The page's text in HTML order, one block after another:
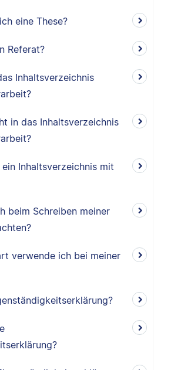
eine These?
Referat?
Inhaltsverzeichnis
in das Inhaltsverzeichnis
Inhaltsverzeichnis mit
beim Schreiben meiner
verwende ich bei meiner